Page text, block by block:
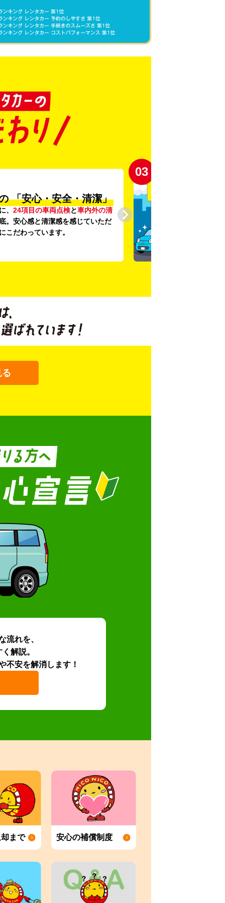
「安心・安全・清潔」
、 24項目の車両点検と車内外の清
。安心感と清潔感を感じていただ
こだわっています。
03
流れを、
解説。
不安を解消します！
まで 安心の補償制度